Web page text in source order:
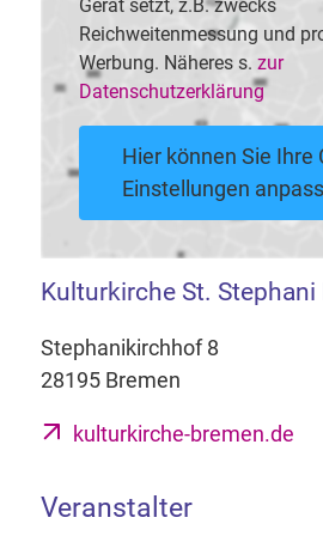
Gerät setzt, z.B. zwecks
Reichweitenmessung und
Werbung. Näheres s. zur
Datenschutzerklärung
Hier können Sie Ihre
Einstellungen
Kulturkirche St. Stephani
Stephanikirchhof 8
28195 Bremen
kulturkirche-bremen.de
Veranstalter